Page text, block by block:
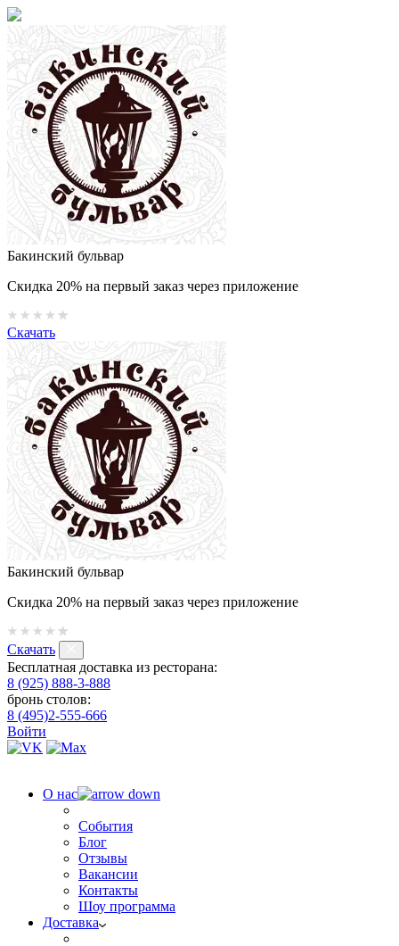
Бакинский бульвар
Скидка 20% на первый заказ через приложение
Скачать
Бакинский бульвар
Скидка 20% на первый заказ через приложение
Скачать
Бесплатная доставка из ресторана:
8 (925) 888-3-888
бронь столов:
8 (495)2-555-666
Войти
О нас
События
Блог
Отзывы
Вакансии
Контакты
Шоу программа
Доставка